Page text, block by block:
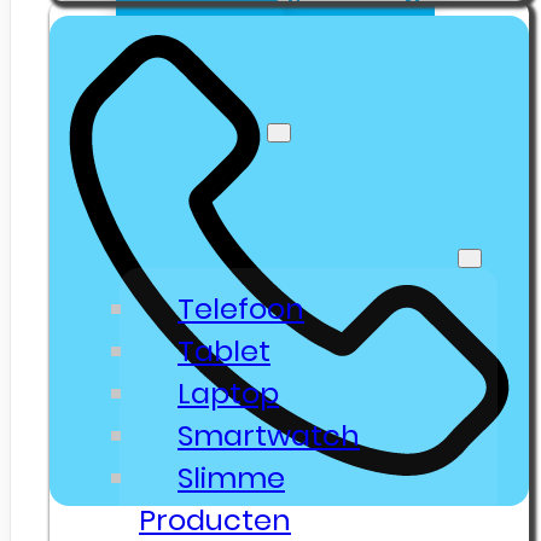
Klanten
Senioren Telefonie
Webshop
🔥 Outlet Deals
Electronica & Gadgets
Telefoon
Tablet
Laptop
Smartwatch
Slimme
Producten